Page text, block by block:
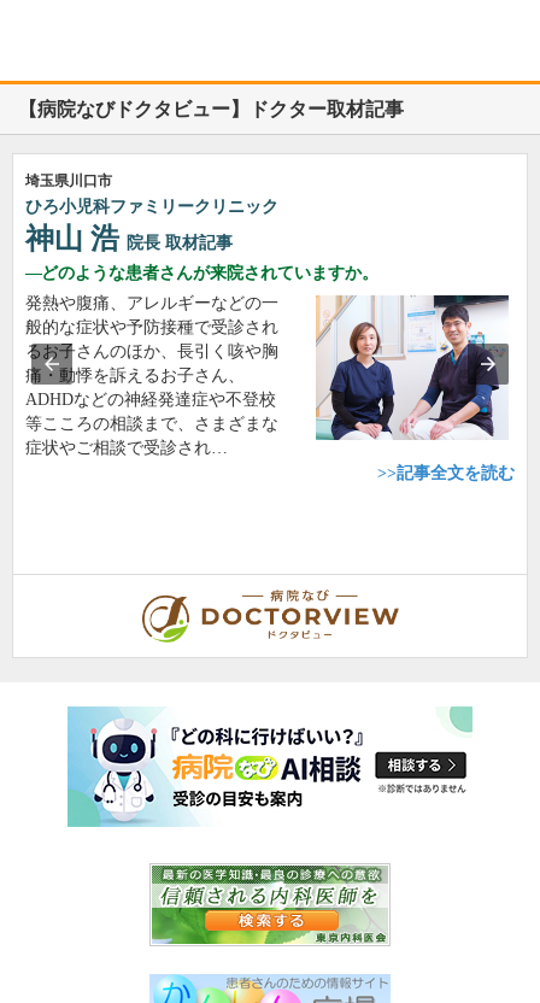
【病院なびドクタビュー】ドクター取材記事
埼玉県川口市
ひろ小児科ファミリークリニック
神山 浩 院長 取材記事
どのような患者さんが来院されていますか。
発熱や腹痛、アレルギーなどの一
般的な症状や予防接種で受診され
るお子さんのほか、長引く咳や胸
痛・動悸を訴えるお子さん、
ADHDなどの神経発達症や不登校
等こころの相談まで、さまざまな
症状やご相談で受診され…
>>記事全文を読む